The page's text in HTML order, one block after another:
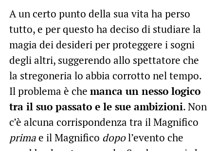
A un certo punto della sua vita ha perso
tutto, e per questo ha deciso di studiare la
magia dei desideri per proteggere i sogni
degli altri, suggerendo allo spettatore che
la stregoneria lo abbia corrotto nel tempo.
Il problema è che manca un nesso logico
tra il suo passato e le sue ambizioni. Non
c’è alcuna corrispondenza tra il Magnifico
primae il Magnifico dopol’evento che